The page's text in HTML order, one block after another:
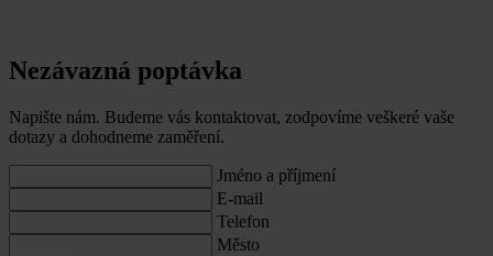
Nezávazná poptávka
Napište nám. Budeme vás kontaktovat, zodpovíme veškeré vaše
dotazy a dohodneme zaměření.
Jméno a příjmení
E-mail
Telefon
Město